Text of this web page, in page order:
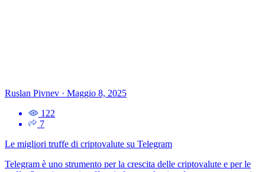
Ruslan Pivnev · Maggio 8, 2025
122
7
Le migliori truffe di criptovalute su Telegram
Telegram è uno strumento per la crescita delle criptovalute e per le